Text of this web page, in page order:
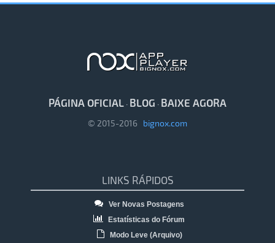
PÁGINA OFICIAL · BLOG · BAIXE AGORA
© 2015-2016 bignox.com
LINKS RÁPIDOS
Ver Novas Postagens
Estatísticas do Fórum
Modo Leve (Arquivo)